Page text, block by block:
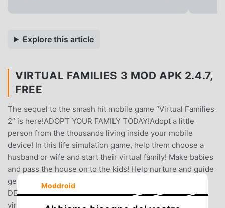
Explore this article
VIRTUAL FAMILIES 3 MOD APK 2.4.7,
FREE
The sequel to the smash hit mobile game “Virtual Families
2” is here!ADOPT YOUR FAMILY TODAY!Adopt a little
person from the thousands living inside your mobile
device! In this life simulation game, help them choose a
husband or wife and start their virtual family! Make babies
and pass the house on to the kids! Help nurture and guide
generations, managing your own beautiful family story.
DESIGN YOUR DREAM HOMEExpand and renovate your
virtual house. Your adoptee’s new home has a lot of
Moddroid